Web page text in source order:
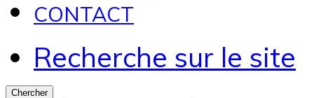
CONTACT
Recherche sur le site